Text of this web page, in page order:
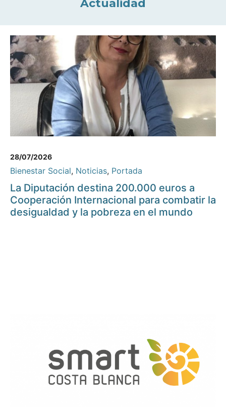
Actualidad
28/07/2026
Bienestar Social, Noticias, Portada
La Diputación destina 200.000 euros a
Cooperación Internacional para combatir la
desigualdad y la pobreza en el mundo